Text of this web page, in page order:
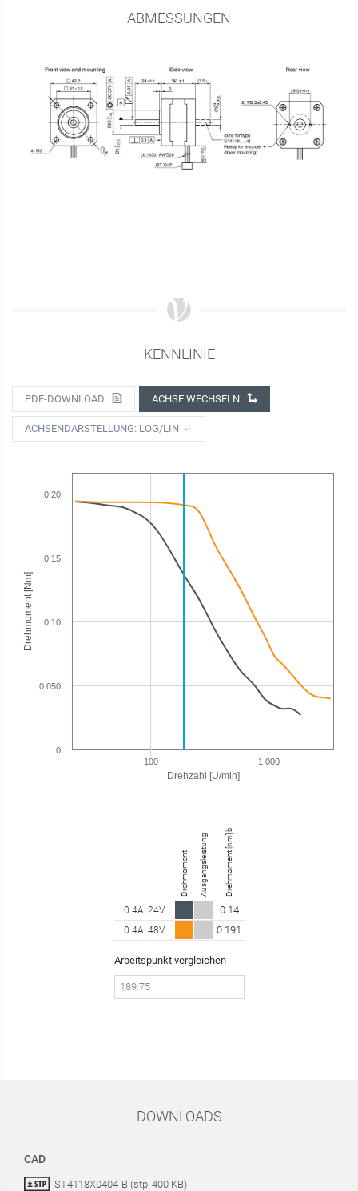
ABMESSUNGEN
KENNLINIE
PDF-DOWNLOAD ACHSE WECHSELN
ACHSENDARSTELLUNG: LOG/LIN
Drehzahl [U/min]
Drehmoment [Nm]
100 1 000
0
0.050
0.10
0.15
0.20
Drehmoment Ausgangsleistung Drehmoment [nm] bei 189.75 U/min
0.4A 24V 0.14
0.4A 48V 0.191
Arbeitspunkt vergleichen
DOWNLOADS
CAD
ST4118X0404-B (stp, 400 KB)